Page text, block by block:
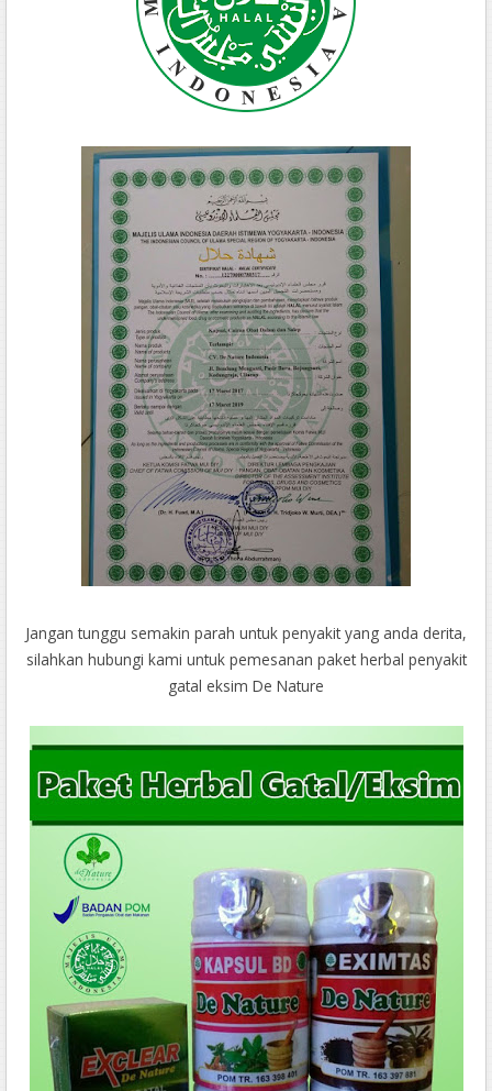
Jangan tunggu semakin parah untuk penyakit yang anda derita,
silahkan hubungi kami untuk pemesanan paket herbal penyakit
gatal eksim De Nature